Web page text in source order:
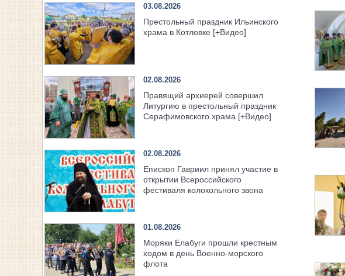
03.08.2026
Престольный праздник Ильинского
храма в Котловке [+Видео]
02.08.2026
Правящий архиерей совершил
Литургию в престольный праздник
Серафимовского храма [+Видео]
02.08.2026
Епископ Гавриил принял участие в
открытии Всероссийского
фестиваля колокольного звона
01.08.2026
Моряки Елабуги прошли крестным
ходом в день Военно‑морского
флота